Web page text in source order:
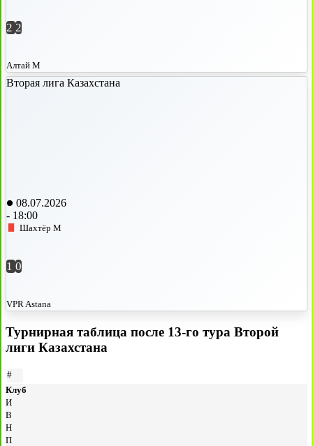
2 2
Алтай М
Вторая лига Казахстана
08.07.2026
- 18:00
Шахтёр М
1 0
VPR Astana
Турнирная таблица после 13-го тура Второй
лиги Казахстана
#
Клуб
И
В
Н
П